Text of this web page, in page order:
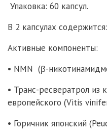
Упаковка: 60 капсул.
В 2 капсулах содержится:
Активные компоненты:
• NMN (β-
• Транс-ресвератрол из
европейского (Vitis
• Горичник японский